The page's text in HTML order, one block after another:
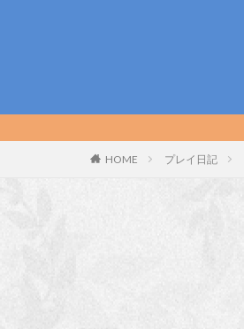
HOME プレイ日記